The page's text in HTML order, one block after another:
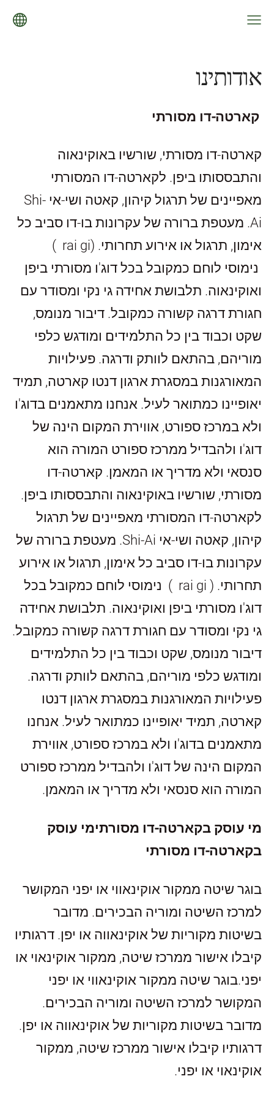
אודותינו
קארטה-דו מסורתי
קארטה-דו מסורתי, שורשיו באוקינאוה
והתבססותו ביפן. לקארטה-דו המסורתי
מאפיינים של תרגול קיהון, קאטה ושי-אי Shi-
Ai. מעטפת ברורה של עקרונות בו-דו סביב כל
אימון, תרגול או אירוע תחרותי. (( rai gi
נימוסי לוחם כמקובל בכל דוג'ו מסורתי ביפן
ואוקינאוה. תלבושת אחידה גי נקי ומסודר עם
חגורת דרגה קשורה כמקובל. דיבור מנומס,
שקט וכבוד בין כל התלמידים ומודגש כלפי
מוריהם, בהתאם לוותק ודרגה. פעילויות
המאורגנות במסגרת ארגון דנטו קארטה, תמיד
יאופיינו כמתואר לעיל. אנחנו מתאמנים בדוג'ו
ולא במרכז ספורט, אווירת המקום הינה של
דוג'ו ולהבדיל ממרכז ספורט המורה הוא
סנסאי ולא מדריך או המאמן. קארטה-דו
מסורתי, שורשיו באוקינאוה והתבססותו ביפן.
לקארטה-דו המסורתי מאפיינים של תרגול
קיהון, קאטה ושי-אי Shi-Ai. מעטפת ברורה של
עקרונות בו-דו סביב כל אימון, תרגול או אירוע
תחרותי. ( ( rai gi נימוסי לוחם כמקובל בכל
דוג'ו מסורתי ביפן ואוקינאוה. תלבושת אחידה
גי נקי ומסודר עם חגורת דרגה קשורה כמקובל.
דיבור מנומס, שקט וכבוד בין כל התלמידים
ומודגש כלפי מוריהם, בהתאם לוותק ודרגה.
פעילויות המאורגנות במסגרת ארגון דנטו
קארטה, תמיד יאופיינו כמתואר לעיל. אנחנו
מתאמנים בדוג'ו ולא במרכז ספורט, אווירת
המקום הינה של דוג'ו ולהבדיל ממרכז ספורט
המורה הוא סנסאי ולא מדריך או המאמן.
מי עוסק בקארטה-דו מסורתימי עוסק
בקארטה-דו מסורתי
בוגר שיטה ממקור אוקינאווי או יפני המקושר
למרכז השיטה ומוריה הבכירים. מדובר
בשיטות מקוריות של אוקינאווה או יפן. דרגותיו
קיבלו אישור ממרכז שיטה, ממקור אוקינאוי או
יפני.בוגר שיטה ממקור אוקינאווי או יפני
המקושר למרכז השיטה ומוריה הבכירים.
מדובר בשיטות מקוריות של אוקינאווה או יפן.
דרגותיו קיבלו אישור ממרכז שיטה, ממקור
אוקינאוי או יפני.